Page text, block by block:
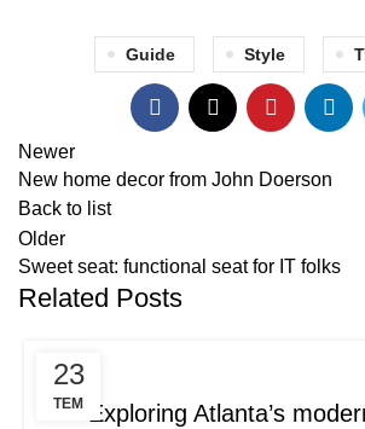
Guide Style
Newer
New home decor from John Doerson
Back to list
Older
Sweet seat: functional seat for IT folks
Related Posts
23
TEM
DECORATION
Exploring Atlanta’s